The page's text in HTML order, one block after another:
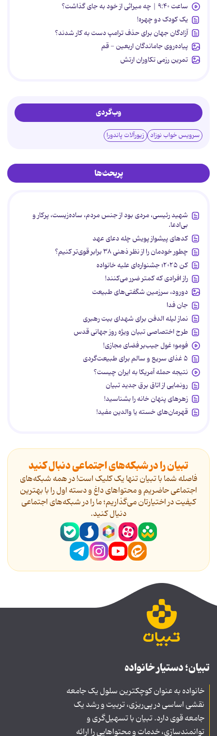
ساعت ۹:۴۰ | چه میراثی از خود به جای گذاشت؟
یک کودک دو چهره!
آزادگان جهان برای حذف ترامپ دست به کار شدند؟
پیاده‌روی جاماندگان اربعین - قم
تمرین رزمی تکاوران ارتش
وب‌گردی
سرویس خواب نوزاد زیورآلات پاندورا
پربحث‌ها
شهید رئیسی، مردی بود از جنس مردم، ساده‌زیست، پرکار و
بی‌ادعا.
کدهای پیشواز پویش چله دعای عهد
چطور خودمان را از نظر ذهنی ۳۸ برابر قوی‌تر کنیم؟
کن ۲۰۲۵؛ جشنواره‌ای علیه خانواده
راز افرادی که کمتر ضرر می‌کنند!
دورود، سرزمین شگفتی‌های طبیعت
جان فدا
نماز لیله الدفن برای شهدای بیت رهبری
طرح اختصاصی تبیان ویژه روز جهانی قدس
فومو؛ غول جیب‌بر فضای مجازی!
۵ غذای سریع و سالم برای طبیعت‌گردی
نتیجه حمله آمریکا به ایران چیست؟
رونمایی از اتاق برق جدید تبیان
زهرهای پنهان خانه را بشناسید!
قهرمان‌های خسته یا والدین مفید!
تبیان را در شبکه‌های اجتماعی دنبال کنید
فاصله شما با تبیان تنها یک کلیک است! در همه شبکه‌های
اجتماعی حاضریم و محتواهای داغ و دسته اول را با بهترین
کیفیت در اختیارتان می‌گذاریم؛ ما را در شبکه‌های اجتماعی
دنیال کنید.
تبیان؛ دستیار خانواده
خانواده به عنوان کوچکترین سلول یک جامعه
نقشی اساسی در پی‌ریزی، تربیت و رشد یک
جامعه قوی دارد. تبیان با تسهیل‌گری و
توانمندسازی، خدمات و محتواهایی را ارائه